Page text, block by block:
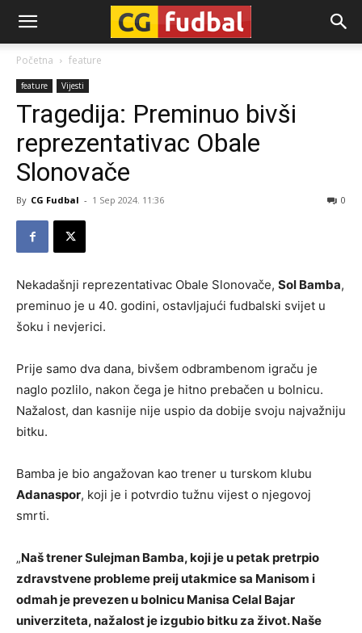
CG-
Fudbal
Početna feature
feature Vijesti
Tragedija: Preminuo bivši
reprezentativac Obale
Slonovače
By CG Fudbal - 1 Sep 2024. 11:36 0
Nekadašnji reprezentativac Obale Slonovače, Sol Bamba,
preminuo je u 40. godini, ostavljajući fudbalski svijet u
šoku i nevjerici.
Prije samo dva dana, bivšem odbrambenom igraču je
naglo pozlilo, nakon čega je hitno prebačen u bolnicu.
Nažalost, dan kasnije nije uspio da dobije svoju najvažniju
bitku.
Bamba je bio angažovan kao trener u turskom klubu
Adanaspor, koji je i potvrdio tužnu vijest o njegovoj
smrti.
„Naš trener Sulejman Bamba, koji je u petak pretrpio
zdravstvene probleme preij utakmice sa Manisom i
odmah je prevezen u bolnicu Manisa Celal Bajar
univerziteta, nažalost je izgubio bitku za život. Naše